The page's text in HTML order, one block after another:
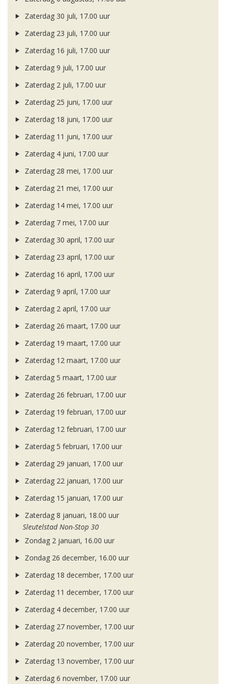
Zaterdag 30 juli, 17.00 uur
Zaterdag 23 juli, 17.00 uur
Zaterdag 16 juli, 17.00 uur
Zaterdag 9 juli, 17.00 uur
Zaterdag 2 juli, 17.00 uur
Zaterdag 25 juni, 17.00 uur
Zaterdag 18 juni, 17.00 uur
Zaterdag 11 juni, 17.00 uur
Zaterdag 4 juni, 17.00 uur
Zaterdag 28 mei, 17.00 uur
Zaterdag 21 mei, 17.00 uur
Zaterdag 14 mei, 17.00 uur
Zaterdag 7 mei, 17.00 uur
Zaterdag 30 april, 17.00 uur
Zaterdag 23 april, 17.00 uur
Zaterdag 16 april, 17.00 uur
Zaterdag 9 april, 17.00 uur
Zaterdag 2 april, 17.00 uur
Zaterdag 26 maart, 17.00 uur
Zaterdag 19 maart, 17.00 uur
Zaterdag 12 maart, 17.00 uur
Zaterdag 5 maart, 17.00 uur
Zaterdag 26 februari, 17.00 uur
Zaterdag 19 februari, 17.00 uur
Zaterdag 12 februari, 17.00 uur
Zaterdag 5 februari, 17.00 uur
Zaterdag 29 januari, 17.00 uur
Zaterdag 22 januari, 17.00 uur
Zaterdag 15 januari, 17.00 uur
Zaterdag 8 januari, 18.00 uur
Sleutelstad Non-Stop 30
Zondag 2 januari, 16.00 uur
Zondag 26 december, 16.00 uur
Zaterdag 18 december, 17.00 uur
Zaterdag 11 december, 17.00 uur
Zaterdag 4 december, 17.00 uur
Zaterdag 27 november, 17.00 uur
Zaterdag 20 november, 17.00 uur
Zaterdag 13 november, 17.00 uur
Zaterdag 6 november, 17.00 uur